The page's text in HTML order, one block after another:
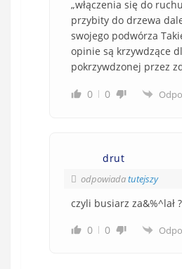
„włączenia się do
przybity do drzewa
swojego podwórza
opinie są krzywdzące
pokrzywdzonej przez
0 0
drut
odpowiadatutejszy
czyli busiarz za&%^lał ?
0
0